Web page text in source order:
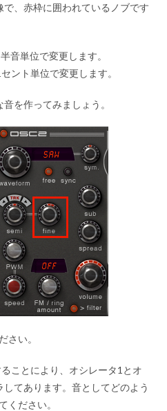
、赤枠に囲われているノブです
音単位で変更します。
ント単位で変更します。
を作ってみましょう。
さい。
ことにより、オシレータ1とオ
てあります。音としてどのよう
ください。